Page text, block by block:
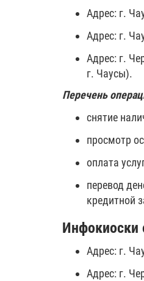
Адрес: г.
Адрес: г.
Адрес: г.
г. Чаусы).
Перечень
снятие
просмотр
оплата
перевод
кредитной
Инфокиоски
Адрес: г.
Адрес: г.